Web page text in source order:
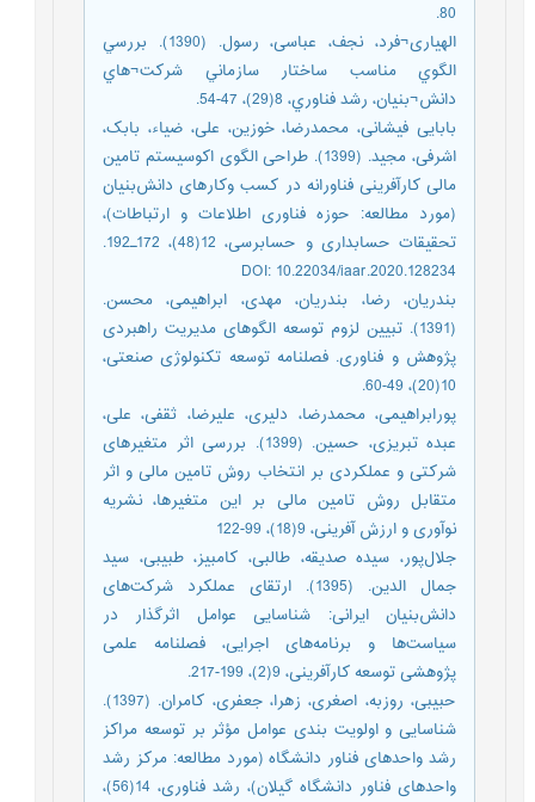
80.
الهیاری¬فرد، نجف، عباسی، رسول. (1390). بررسي
الگوي مناسب ساختار سازماني شرکت¬هاي
دانش¬بنيان، رشد فناوري، 8(29)، 47-54.
بابایی فیشانی، محمدرضا، خوزین، علی، ضیاء، بابک،
اشرفی، ‌مجید. (1399). طراحی الگوی اکوسیستم تامین
مالی کارآفرینی فناورانه در کسب وکارهای دانش‌بنیان
(مورد مطالعه: حوزه فناوری اطلاعات و ارتباطات)،
تحقیقات حسابداری و حسابرسی، 12(48)، 172ـ192.
DOI: 10.22034/iaar.2020.128234
بندریان، رضا، بندریان، مهدی، ابراهیمی، محسن.
(1391). تبیین لزوم توسعه الگوهای مدیریت راهبردی
پژوهش و فناوری. فصلنامه توسعه تکنولوژی صنعتی،
10(20)، 49-60.
پورابراهیمی، محمدرضا، دلیری، علیرضا، ثقفی، علی،
عبده تبریزی، حسین. (1399). بررسی اثر متغیرهای
شرکتی و عملکردی بر انتخاب روش تامین مالی و اثر
متقابل روش تامین مالی بر این متغیرها، نشریه
نوآوری و ارزش آفرینی، 9(18)، 99-122
جلال‌پور، سیده صدیقه، طالبی، کامبیز، طبیبی، سید
جمال الدین. (1395). ارتقای عملکرد شرکت‌های
دانش‌بنیان ایرانی: شناسایی عوامل اثرگذار در
سیاست‌ها و برنامه‌های اجرایی، فصلنامه علمی
پژوهشی توسعه کارآفرینی، 9(2)، 199-217.‎
حبیبی، روزبه، اصغری، زهرا، جعفری، کامران. (1397).
شناسایی و اولویت بندی عوامل مؤثر بر توسعه مراکز
رشد واحدهای فناور دانشگاه (مورد مطالعه: مرکز رشد
واحدهای فناور دانشگاه گیلان)، رشد فناوری، 14(56)،